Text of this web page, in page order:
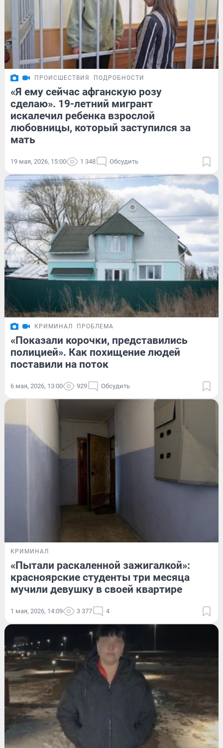
ПРОИСШЕСТВИЯ ПОДРОБНОСТИ
«Я ему сейчас афганскую розу
сделаю». 19-летний мигрант
искалечил ребенка взрослой
любовницы, который заступился за
мать
19 мая, 2026, 15:00 1 348 Обсудить
КРИМИНАЛ ПРОБЛЕМА
«Показали корочки, представились
полицией». Как похищение людей
поставили на поток
6 мая, 2026, 13:00 929 Обсудить
КРИМИНАЛ
«Пытали раскаленной зажигалкой»:
красноярские студенты три месяца
мучили девушку в своей квартире
1 мая, 2026, 14:09 3 377 4